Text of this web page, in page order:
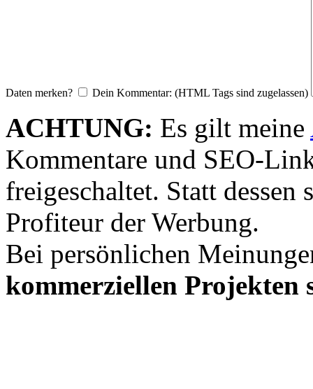
Daten merken? Dein Kommentar: (HTML Tags sind zugelassen)
ACHTUNG: Es gilt meine
Kommentare und SEO-
freigeschaltet. Statt dessen
Profiteur der Werbung.
Bei persönlichen
kommerziellen Projekten